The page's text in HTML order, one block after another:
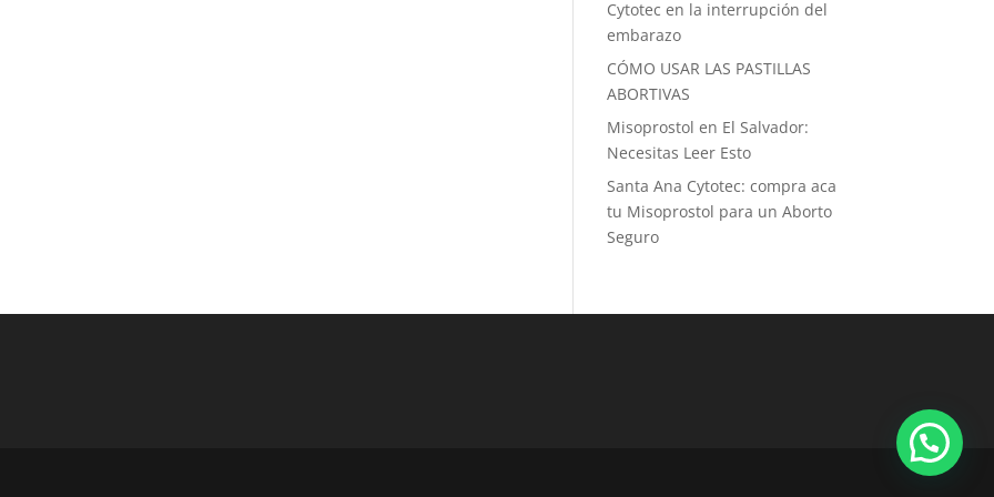
Cytotec en la interrupción del
embarazo
CÓMO USAR LAS PASTILLAS
ABORTIVAS
Misoprostol en El Salvador:
Necesitas Leer Esto
Santa Ana Cytotec: compra aca
tu Misoprostol para un Aborto
Seguro